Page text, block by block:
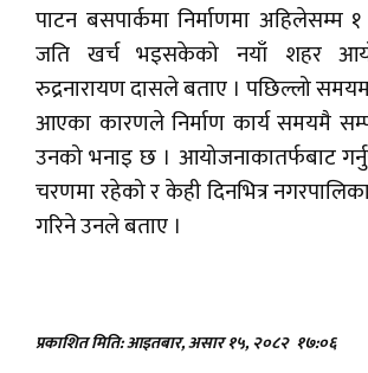
पाटन बसपार्कमा निर्माणमा
जति खर्च भइसकेको नयाँ शहर
रुद्रनारायण दासले बताए । पछिल्लो
आएका कारणले निर्माण कार्य समयमै
उनको भनाइ छ । आयोजनाकातर्फबाट
चरणमा रहेको र केही दिनभित्र
गरिने उनले बताए ।
प्रकाशित मिति: आइतबार, असार १५, २०८२ १७:०६